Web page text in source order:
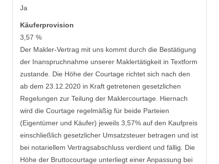
Ja
Käufer­provision
3,57 %
Der Makler-Vertrag mit uns kommt durch die Bestätigung
der Inanspruchnahme unserer Maklertätigkeit in Textform
zustande. Die Höhe der Courtage richtet sich nach den
ab dem 23.12.2020 in Kraft getretenen gesetzlichen
Regelungen zur Teilung der Maklercourtage. Hiernach
wird die Courtage regelmäßig für beide Parteien
(Eigentümer und Käufer) jeweils 3,57% auf den Kaufpreis
einschließlich gesetzlicher Umsatzsteuer betragen und ist
bei notariellem Vertragsabschluss verdient und fällig. Die
Höhe der Bruttocourtage unterliegt einer Anpassung bei